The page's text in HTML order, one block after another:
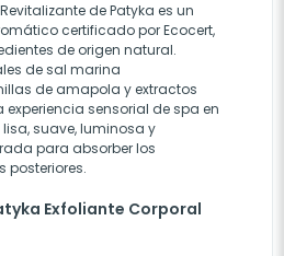
de Patyka es un
certificado por Ecocert,
de origen natural.
de sal marina
de amapola y extractos
sensorial de spa en
suave, luminosa y
para absorber los
posteriores.
Exfoliante Corporal